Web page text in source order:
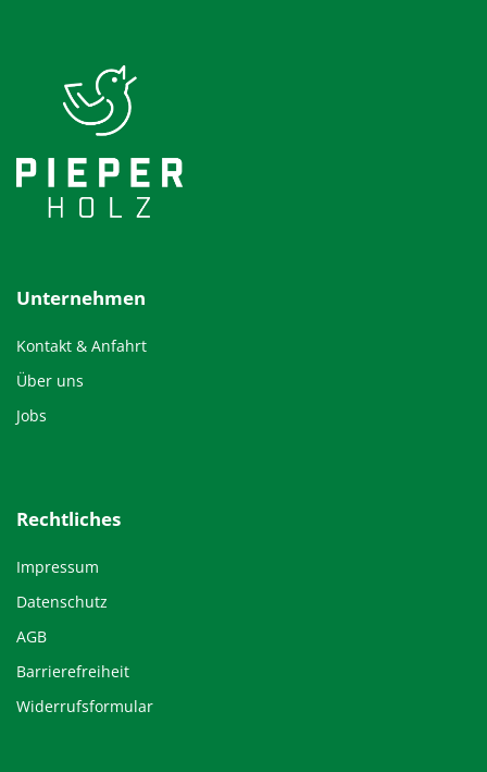
Unternehmen
Kontakt & Anfahrt
Über uns
Jobs
Rechtliches
Impressum
Datenschutz
AGB
Barrierefreiheit
Widerrufsformular